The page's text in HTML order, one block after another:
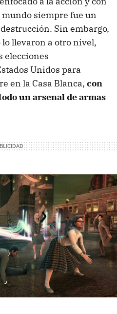
siempre fue un
Sin embargo,
lo llevaron a otro nivel,
elecciones
Unidos para
en la Casa Blanca, con
un arsenal de armas